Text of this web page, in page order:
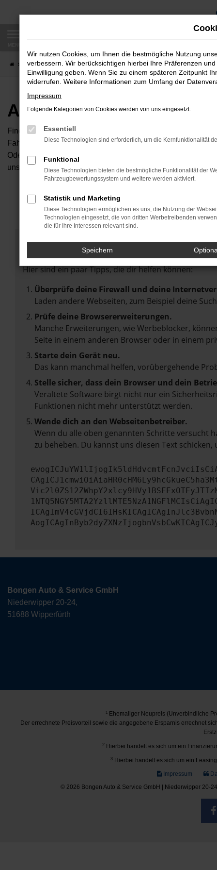
Zum
Startseite Fahrzeugangebote Autobörse
Autobörse
Finden Sie Ihren neuen Traumwagen bei uns. Dafür haben
Fahrzeuge an, die bei uns auf dem Hof stehen. Dann
Oder Sie klicken auf den Button Autobörse und Sie haben
unserem Händlernetzwerk. Diese Fahrzeuge können wir
Fehler: Network Error
Beim Laden ist ein Fehler aufgetreten.
Hier sind ein paar Tipps, die dir helfen können:
Überprüfe deine Firewall und deine
Laden andere Webseiten, zum Beispiel deine
Prüfe deine Browsererweiterungen.
Manche Erweiterungen, wie Werbeblocker,
Seite in einem anderen Browser oder in einem
Starte dein Gerät neu.
Das kann manchmal helfen, vorübergehende
Stelle sicher, dass dein Browser und dein
Veraltete Software birgt nicht nur ein
Funktionen nicht mehr unterstützt werden.
Wende dich an den Webseitenbetreiber.
Wenn du alle oben genannten Schritte versucht
zu beheben. Du kannst uns diesen Text
Bongen Auto & Service GmbH
Niederwipper 20-24,
51688 Wipperfürth
1Ehemaliger Neupreis (Unverbindliche
Der errechnete Preisvorteil sowie die angegebene Ersparnis errechnet
2 Hierbei handelt es sich um ein
3 Hierbei handelt es sich um ein
Impressum
© 2026 Bongen Auto & Service GmbH | Niederwipper 20-
Wir nutzen Cookies, um Ihnen die bestmögliche Nutzung
verbessern. Wir berücksichtigen hierbei Ihre Präferenzen
Einwilligung geben. Wenn Sie zu einem späteren Zeitpunkt
widerrufen. Weitere Informationen zum Umfang der
Impressum
Folgende Kategorien von Cookies werden von uns eingesetzt:
Essentiell
Diese Technologien sind erforderlich, um die Kernfunktionalität
Funktional
Diese Technologien bieten die bestmögliche Funktionalität der
Fahrzeugbewertungssystem und weitere werden aktiviert.
Statistik und Marketing
Diese Technologien ermöglichen es uns, die Nutzung der
Technologien eingesetzt, die von dritten Werbetreibenden
die für Ihre Interessen relevant sind.
Speichern